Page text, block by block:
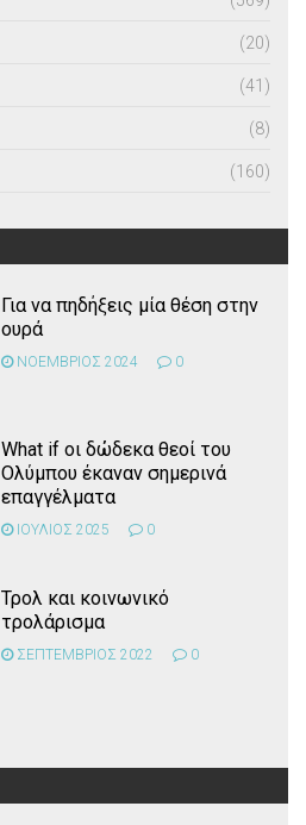
(20)
(41)
(8)
(160)
Για να πηδήξεις μία θέση στην
ουρά
ΝΟΕΜΒΡΙΟΣ 2024 0
What if οι δώδεκα θεοί του
Ολύμπου έκαναν σημερινά
επαγγέλματα
ΙΟΥΛΙΟΣ 2025 0
Τρολ και κοινωνικό
τρολάρισμα
ΣΕΠΤΕΜΒΡΙΟΣ 2022 0